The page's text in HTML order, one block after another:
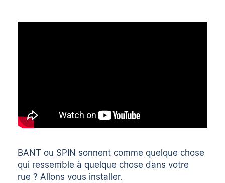
BANT ou SPIN sonnent comme quelque chose
qui ressemble à quelque chose dans votre
rue ? Allons vous installer.